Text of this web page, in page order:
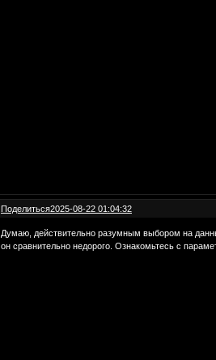
Поделиться2025-08-22 01:04:32
Думаю, действительно разумным выбором на
он сравнительно недорого. Ознакомьтесь с